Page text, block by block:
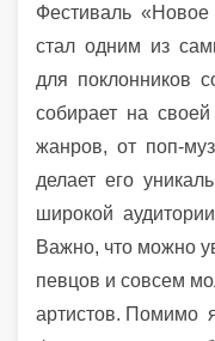
Фестиваль
стал одним из
для поклонников
собирает на своей
жанров, от поп-
делает его
широкой
Важно, что можно
певцов и совсем
артистов. Помимо